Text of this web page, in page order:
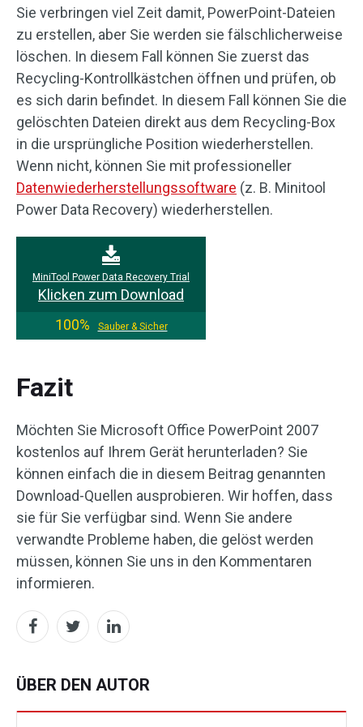
Sie verbringen viel Zeit damit, PowerPoint-Dateien
zu erstellen, aber Sie werden sie fälschlicherweise
löschen. In diesem Fall können Sie zuerst das
Recycling-Kontrollkästchen öffnen und prüfen, ob
es sich darin befindet. In diesem Fall können Sie die
gelöschten Dateien direkt aus dem Recycling-Box
in die ursprüngliche Position wiederherstellen.
Wenn nicht, können Sie mit professioneller
Datenwiederherstellungssoftware (z. B. Minitool
Power Data Recovery) wiederherstellen.
MiniTool Power Data Recovery Trial
Klicken zum Download
100%
Sauber & Sicher
Fazit
Möchten Sie Microsoft Office PowerPoint 2007
kostenlos auf Ihrem Gerät herunterladen? Sie
können einfach die in diesem Beitrag genannten
Download-Quellen ausprobieren. Wir hoffen, dass
sie für Sie verfügbar sind. Wenn Sie andere
verwandte Probleme haben, die gelöst werden
müssen, können Sie uns in den Kommentaren
informieren.
ÜBER DEN AUTOR